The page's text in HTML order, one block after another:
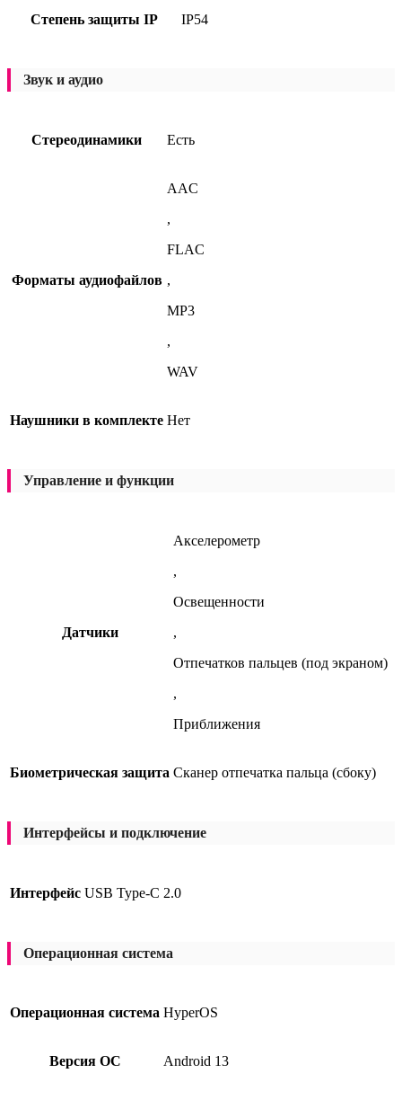
Степень защиты IP IP54
Звук и аудио
Стереодинамики Есть
Форматы аудиофайлов
AAC
,
FLAC
,
MP3
,
WAV
Наушники в комплекте Нет
Управление и функции
Датчики
Акселерометр
,
Освещенности
,
Отпечатков пальцев (под экраном)
,
Приближения
Биометрическая защита Сканер отпечатка пальца (сбоку)
Интерфейсы и подключение
Интерфейс USB Type-C 2.0
Операционная система
Операционная система HyperOS
Версия ОС Android 13